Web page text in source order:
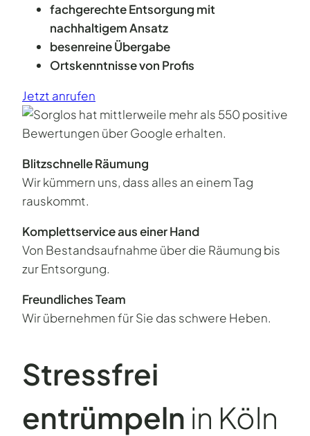
fachgerechte Entsorgung mit
nachhaltigem Ansatz
besenreine Übergabe
Ortskenntnisse von Profis
Jetzt anrufen
Blitzschnelle Räumung
Wir kümmern uns, dass alles an einem Tag
rauskommt.
Komplettservice aus einer Hand
Von Bestandsaufnahme über die Räumung bis
zur Entsorgung.
Freundliches Team
Wir übernehmen für Sie das schwere Heben.
Stressfrei
entrümpeln in Köln